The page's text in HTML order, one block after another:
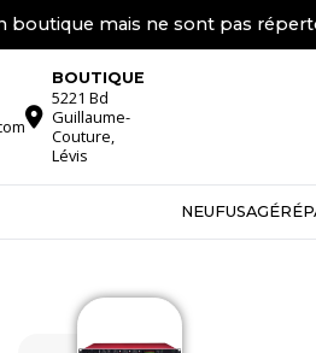
mais ne sont pas
BOUTIQUE
5221 Bd
Guillaume-
Couture,
Lévis
NEUFUSAGÉ